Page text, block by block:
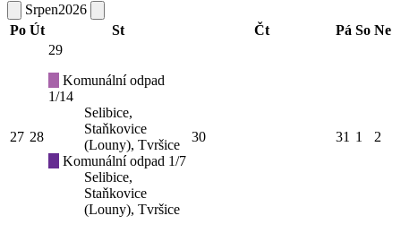
Srpen2026
Po Út St Čt Pá So Ne
27 28
29
Komunální odpad
1/14
Selibice,
Staňkovice
(Louny), Tvršice
Komunální odpad 1/7
Selibice,
Staňkovice
(Louny), Tvršice
30 31 1 2